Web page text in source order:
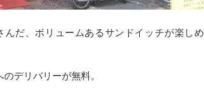
だ、ボリュームあるサンドイッチが楽しめ
デリバリーが無料。